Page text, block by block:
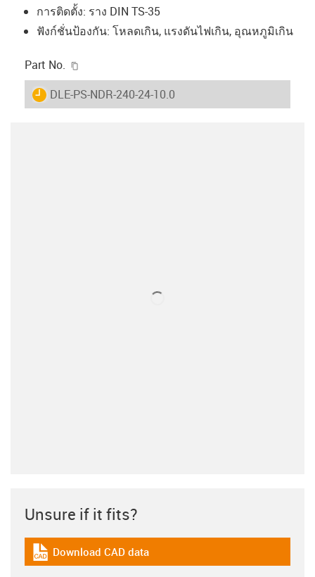
การติดตั้ง: ราง DIN TS-35
ฟังก์ชั่นป้องกัน: โหลดเกิน, แรงดันไฟเกิน, อุณหภูมิเกิน
Part No.
igus-icon-lieferzeit
DLE-PS-NDR-240-24-10.0
Unsure if it fits?
igus-icon-cad-dateien
Download CAD data